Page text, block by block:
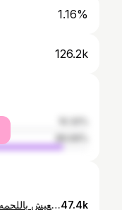
1.16%
126.2k
⁨ ⁨ القرية دي كلنا بنعدي عليها واحنا رايحين اسكندريه قرية كامله معروفه بالجزارة والعيش باللحمه #الدلجمون #حواوشي #عيش_باللحمه⁩⁩⁩47.4k